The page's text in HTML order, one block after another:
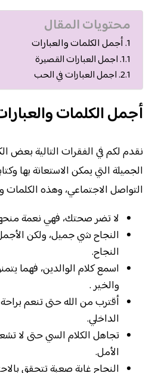
محتويات المقال
أجمل الكلمات والعبارات
اجمل العبارات القصيرة
اجمل العبارات في الحب
أجمل الكلمات
نقدم لكم في الفقرات التالية بعض
الجميلة التي يمكن الاستعانة بها
التواصل الاجتماعي، وهذه الكلمات
لا تضر صحتك، فهي نعمة
النجاح شي جميل، ولكن
النجاح.
اسمع كلام الوالدين، فهما
والخير .
أقترب من الله حتى تنعم
الداخلي.
تجاهل الكلام السي حتى لا
الأمل.
النجاح غاية صعبة تتحقق